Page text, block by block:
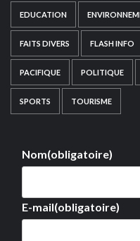
EDUCATION
FAITS DIVERS FLASH INFO
PACIFIQUE POLITIQUE
SPORTS TOURISME
Nom(obligatoire)
E-mail(obligatoire)